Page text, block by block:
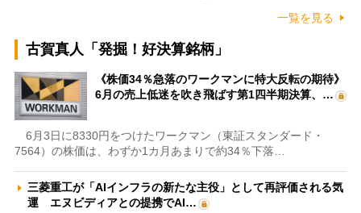
一覧を見る
古賀真人「発掘！好決算銘柄」
《株価34％急落のワークマンに特大反転の期待》
6月の売上低迷を吹き飛ばす第1四半期決算、…
6月3日に8330円をつけたワークマン（東証スタンダード・
7564）の株価は、わずか1カ月あまりで約34％下落…
三菱重工が「AIインフラの新たな主役」として再評価される気
運 エヌビディアとの提携でAI…